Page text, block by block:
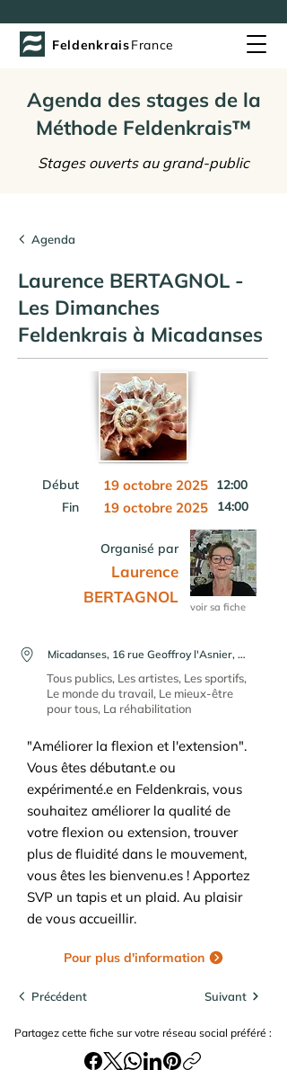
FeldenkraisFrance
Agenda des stages de la
Méthode Feldenkrais™
Stages ouverts au grand-public
Agenda
Laurence BERTAGNOL -
Les Dimanches
Feldenkrais à Micadanses
Début 19 octobre 2025 12:00
Fin
19 octobre 2025 14:00
Organisé par
Laurence
BERTAGNOL
voir sa fiche
Micadanses, 16 rue Geoffroy l'Asnier, 75004 Paris, France
Tous publics, Les artistes, Les sportifs,
Le monde du travail, Le mieux-être
pour tous, La réhabilitation
"Améliorer la flexion et l'extension".
Vous êtes débutant.e ou
expérimenté.e en Feldenkrais, vous
souhaitez améliorer la qualité de
votre flexion ou extension, trouver
plus de fluidité dans le mouvement,
vous êtes les bienvenu.es ! Apportez
SVP un tapis et un plaid. Au plaisir
de vous accueillir.
Pour plus d'information
Précédent Suivant
Partagez cette fiche sur votre réseau social préféré :